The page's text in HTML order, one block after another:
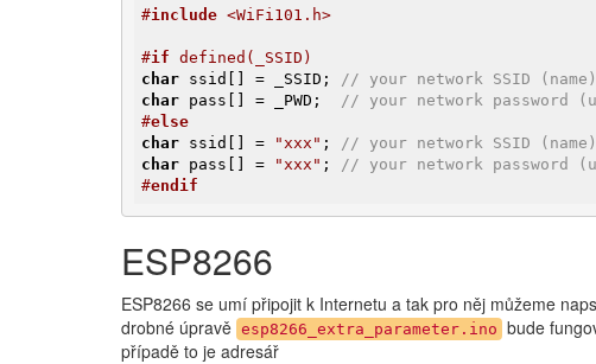
#include <WiFi101.h>
#if defined(_SSID)
char ssid[] = _SSID;
// your network SSID (name)
char pass[] = _PWD;
// your network password
#else
char ssid[] = "xxx" ;
// your network SSID (name)
char pass[] = "xxx" ;
// your network password
#endif
ESP8266
ESP8266 se umí připojit k Internetu a tak pro něj můžeme
drobné úpravě esp8266_extra_parameter.ino bude
případě to je adresář